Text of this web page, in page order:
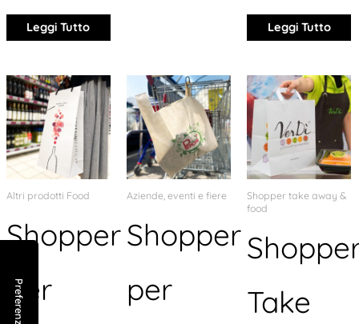
Leggi Tutto Leggi Tutto
Altri prodotti Food
Shopper
per
Aziende, eventi e fiere
Shopper
per
Shopper take away &
food
Take